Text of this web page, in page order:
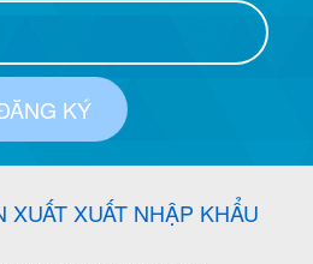
KÝ
XUẤT NHẬP KHẨU